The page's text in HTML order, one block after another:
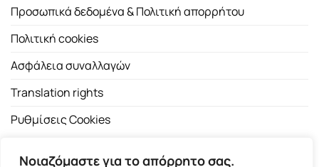
Νοιαζόμαστε για το απόρρητο σας.
Προσωπικά δεδομένα & Πολιτική απορρήτου
Πολιτική cookies
Ασφάλεια συναλλαγών
Translation rights
Ρυθμίσεις Cookies